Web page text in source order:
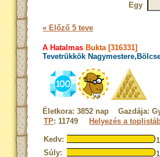
Egy
« Előző 5 teve
A Hatalmas Bukta [316331]
Tevetrükkök
Életkora: 3852 nap Gazdája:
TP: 11749 Helyezés a
Kedv:
Súly: